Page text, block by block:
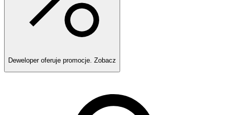
Deweloper oferuje promocje. Zobacz